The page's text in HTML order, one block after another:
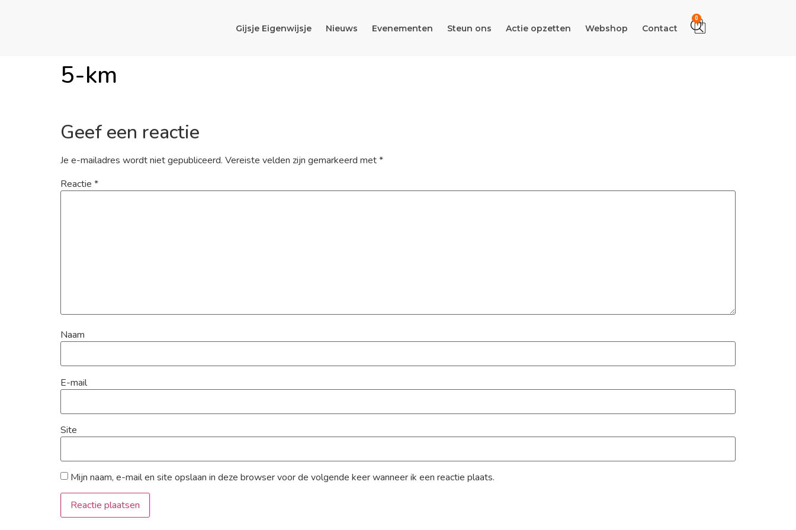
Gijsje Eigenwijsje Nieuws Evenementen Steun ons Actie opzetten Webshop Contact
0
5-km
Geef een reactie
Je e-mailadres wordt niet gepubliceerd. Vereiste velden zijn gemarkeerd met*
Reactie *
Naam
E-mail
Site
Mijn naam, e-mail en site opslaan in deze browser voor de volgende keer wanneer ik een reactie plaats.